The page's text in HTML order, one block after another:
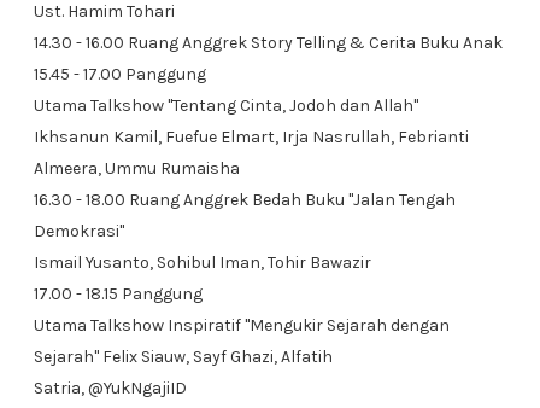
Ust. Hamim Tohari
14.30 - 16.00 Ruang Anggrek Story Telling & Cerita Buku Anak
15.45 - 17.00 Panggung
Utama Talkshow "Tentang Cinta, Jodoh dan Allah"
Ikhsanun Kamil, Fuefue Elmart, Irja Nasrullah, Febrianti
Almeera, Ummu Rumaisha
16.30 - 18.00 Ruang Anggrek Bedah Buku "Jalan Tengah
Demokrasi"
Ismail Yusanto, Sohibul Iman, Tohir Bawazir
17.00 - 18.15 Panggung
Utama Talkshow Inspiratif "Mengukir Sejarah dengan
Sejarah" Felix Siauw, Sayf Ghazi, Alfatih
Satria, @YukNgajiID